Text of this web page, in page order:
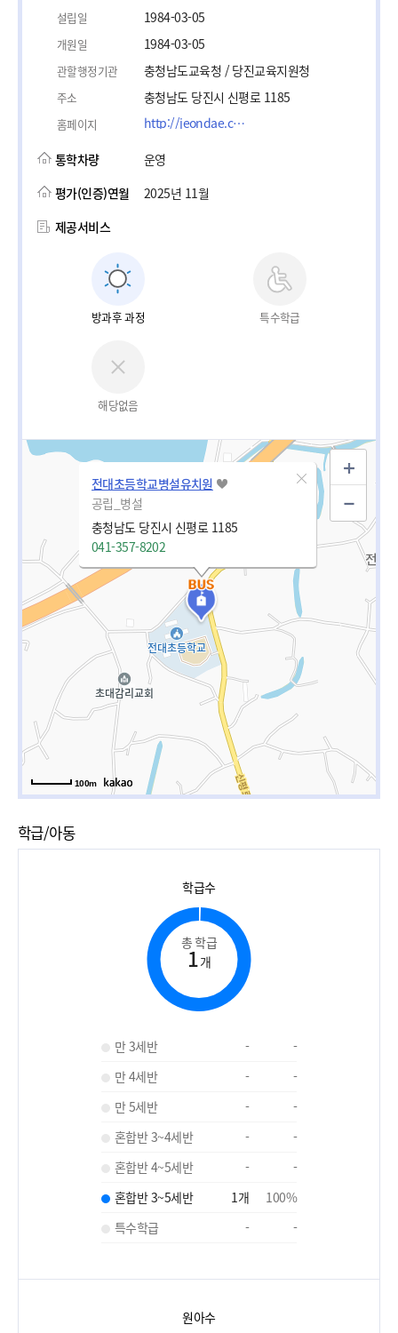
설립일 1984-03-05
개원일 1984-03-05
관할행정기관 충청남도교육청 / 당진교육지원청
주소 충청남도 당진시 신평로 1185
홈페이지 http://jeondae.cnees.kr
통학차량
운영
평가(인증)연월
2025년 11월
제공서비스
방과후 과정 특수학급
해당없음
전대초등학교병설유치원
공립_병설
충청남도 당진시 신평로 1185
041-357-8202
100m
학급/아동
학급수
총 학급
1개
만 3세반 -
-
만 4세반
-
-
만 5세반
-
-
혼합반 3~4세반
-
-
혼합반 4~5세반
-
-
혼합반 3~5세반
1개 100%
특수학급
- -
원아수